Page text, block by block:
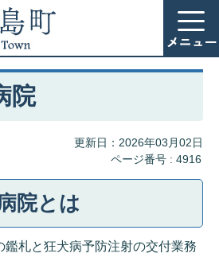
院
更新日：2026年03月02日
ページ番号 : 4916
院とは
鑑札と狂犬病予防注射の交付業務